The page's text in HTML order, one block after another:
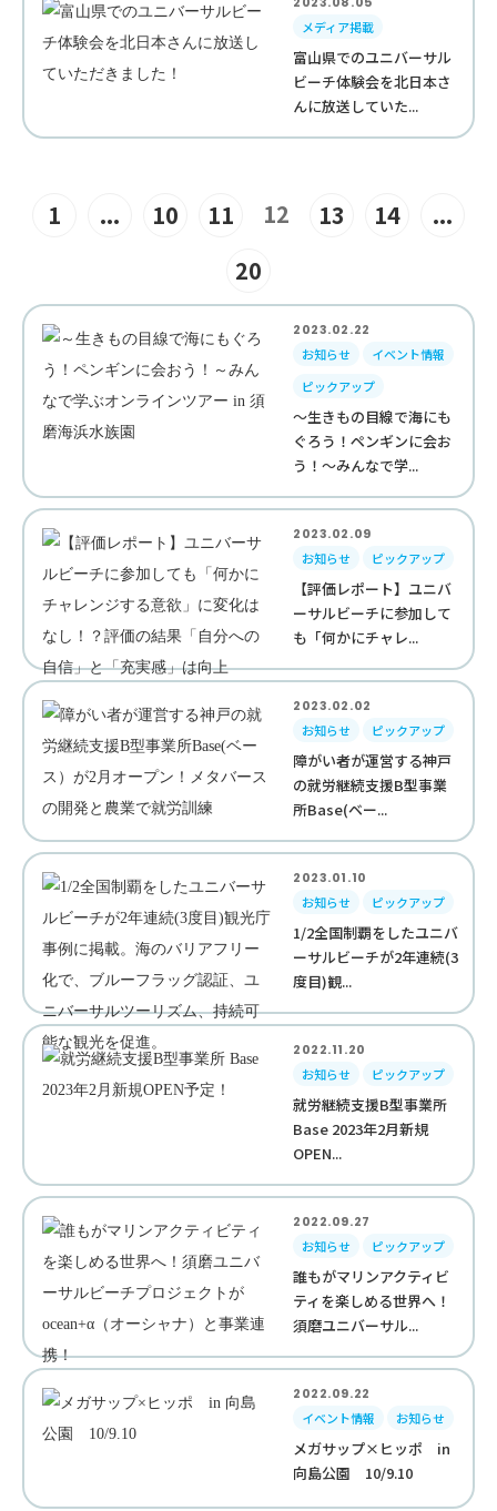
メディア掲載
富山県でのユニバーサル
ビーチ体験会を北日本さ
んに放送していた...
1 ... 10 11 12 13 14
...
20
2023.02.22
お知らせ
イベント情報
ピックアップ
～生きもの目線で海にも
ぐろう！ペンギンに会お
う！～みんなで学...
2023.02.09
お知らせ
ピックアップ
【評価レポート】ユニバ
ーサルビーチに参加して
も「何かにチャレ...
2023.02.02
お知らせ
ピックアップ
障がい者が運営する神戸
の就労継続支援B型事業
所Base(ベー...
2023.01.10
お知らせ
ピックアップ
1/2全国制覇をしたユニバ
ーサルビーチが2年連続(3
度目)観...
2022.11.20
お知らせ
ピックアップ
就労継続支援B型事業所
Base 2023年2月新規
OPEN...
2022.09.27
お知らせ
ピックアップ
誰もがマリンアクティビ
ティを楽しめる世界へ！
須磨ユニバーサル...
2022.09.22
イベント情報
お知らせ
メガサップ×ヒッポ in
向島公園 10/9.10